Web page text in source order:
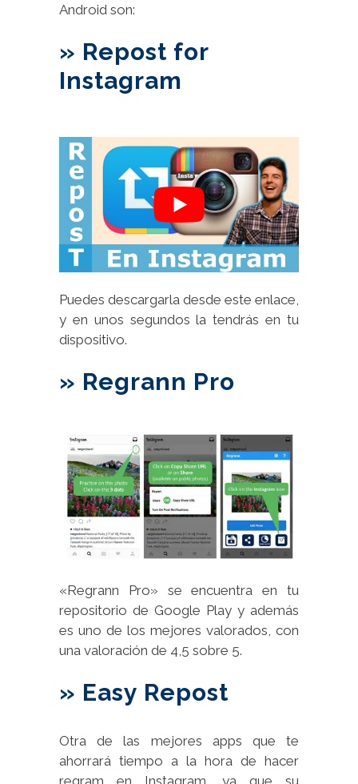
Android son:
» Repost for
Instagram
Puedes descargarla desde este enlace,
y en unos segundos la tendrás en tu
dispositivo.
» Regrann Pro
«Regrann Pro» se encuentra en tu
repositorio de Google Play y además
es uno de los mejores valorados, con
una valoración de 4,5 sobre 5.
» Easy Repost
Otra de las mejores apps que te
ahorrará tiempo a la hora de hacer